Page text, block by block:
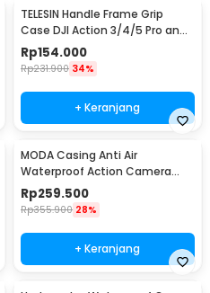
TELESIN Handle Frame Grip
Case DJI Action 3/4/5 Pro and
DJI Metal Cage - S6-FMS-24-
TDJ
Rp154.000
Rp231.900 34%
+ Keranjang
MODA Casing Anti Air
Waterproof Action Camera
Case for Insta360 X3 45M -
DV4
Rp259.500
Rp355.900 28%
+ Keranjang